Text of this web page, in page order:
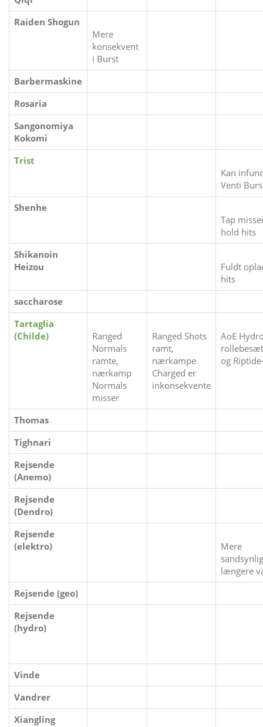
Raiden Shogun
Mere
konsekvent
i Burst
Barbermaskine
Rosaria
Sangonomiya
Kokomi
Trist
Kan
Venti
Shenhe
Tap
hold hits
Shikanoin
Heizou
Fuldt
hits
saccharose
Tartaglia
(Childe)
Ranged
Normals
ramte,
nærkamp
Normals
misser
Ranged Shots
ramt,
nærkampe
Charged er
inkonsekvente
AoE
og
Thomas
Tighnari
Rejsende
(Anemo)
Rejsende
(Dendro)
Rejsende
(elektro)
Mere
længere
Rejsende (geo)
Rejsende
(hydro)
Vinde
Vandrer
Xiangling